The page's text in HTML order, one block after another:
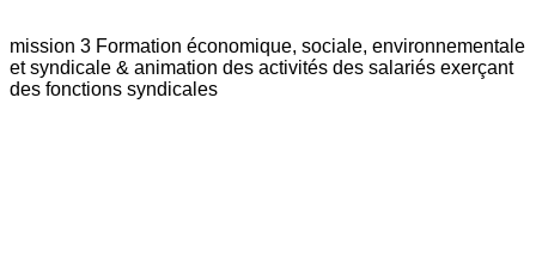
mission 3 Formation économique, sociale, environnementale
et syndicale & animation des activités des salariés exerçant
des fonctions syndicales